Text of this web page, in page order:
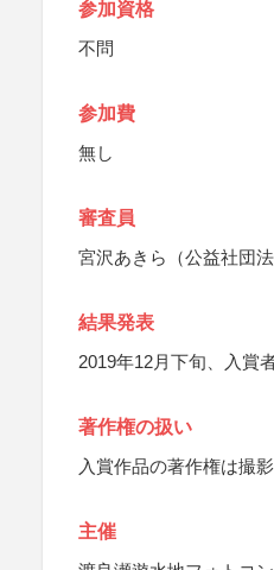
参加資格
不問
参加費
無し
審査員
宮沢あきら（公益社団
結果発表
2019年12月下旬、入賞
著作権の扱い
入賞作品の著作権は撮
主催